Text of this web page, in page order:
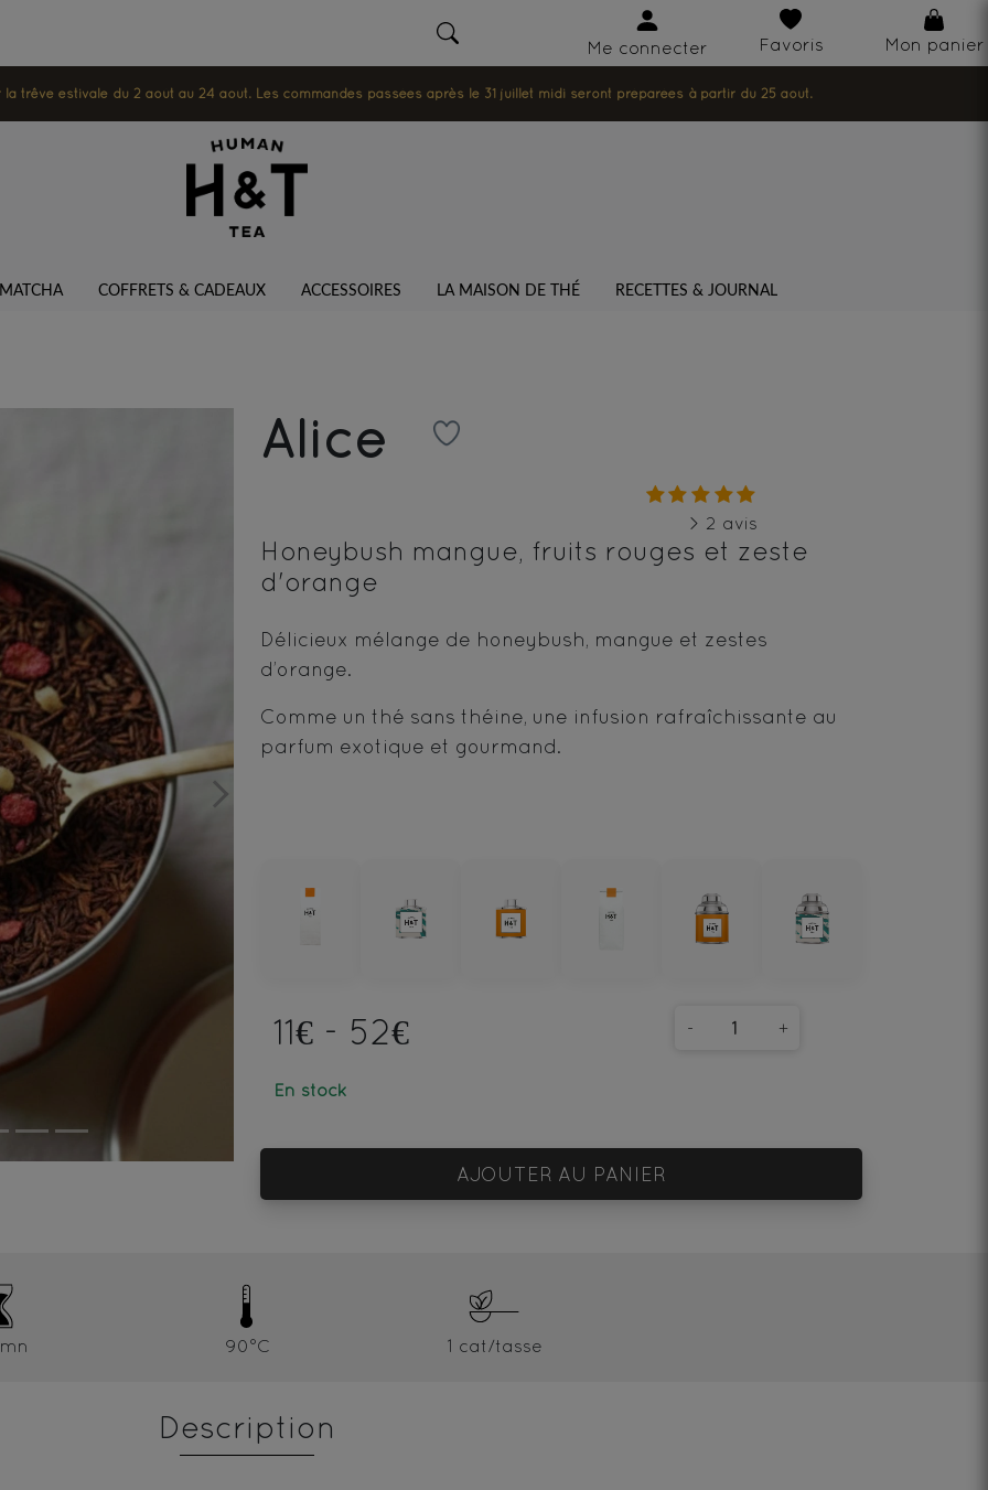
Me connecter Favoris Mon panier
trêve estivale du 2 août au 24 août. Les commandes passées après le 31 juillet midi seront préparées à partir du 25 août.
COFFRETS & CADEAUX ACCESSOIRES LA MAISON DE THÉ RECETTES & JOURNAL
Next
Alice
> 2 avis
Honeybush mangue, fruits rouges et zeste
d'orange
Délicieux mélange de honeybush, mangue et zestes
d’orange.
Comme un thé sans théine, une infusion rafraîchissante au
parfum exotique et gourmand.
11€ - 52€
En stock
- +
AJOUTER AU PANIER
90°C 1 cat/tasse
Description